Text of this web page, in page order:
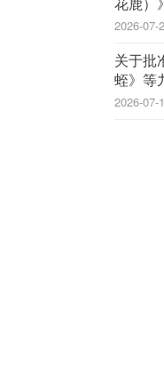
的函
2026-07-
关于批
蛭》等
公告
2026-07-